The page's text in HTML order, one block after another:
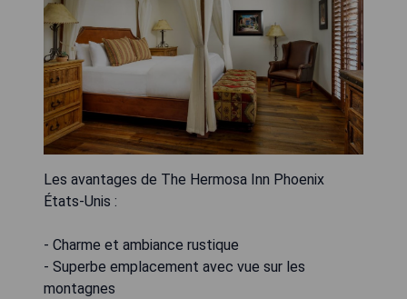
Les avantages de The Hermosa Inn Phoenix
États-Unis :
- Charme et ambiance rustique
- Superbe emplacement avec vue sur les
montagnes